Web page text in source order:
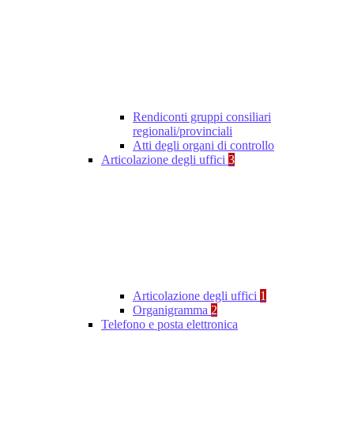
Rendiconti gruppi consiliari
regionali/provinciali
Atti degli organi di controllo
Articolazione degli uffici 3
Articolazione degli uffici 1
Organigramma 2
Telefono e posta elettronica